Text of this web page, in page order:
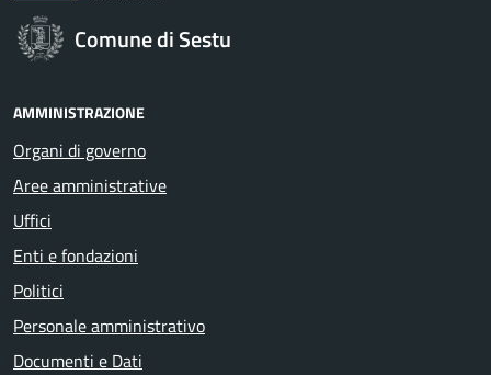
Comune di Sestu
AMMINISTRAZIONE
Organi di governo
Aree amministrative
Uffici
Enti e fondazioni
Politici
Personale amministrativo
Documenti e Dati